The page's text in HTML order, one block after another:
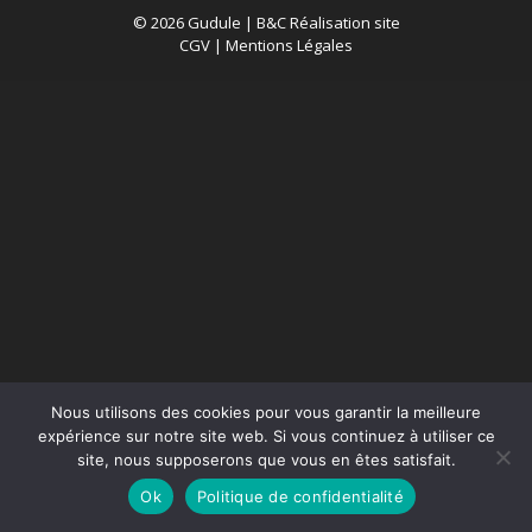
© 2026 Gudule | B&C Réalisation site
CGV | Mentions Légales
Nous utilisons des cookies pour vous garantir la meilleure
expérience sur notre site web. Si vous continuez à utiliser ce
site, nous supposerons que vous en êtes satisfait.
Ok
Politique de confidentialité